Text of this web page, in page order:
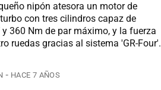
nipón atesora un motor de
con tres cilindros capaz de
360 Nm de par máximo, y la fuerza
ruedas gracias al sistema 'GR-Four'.
HACE 7 AÑOS